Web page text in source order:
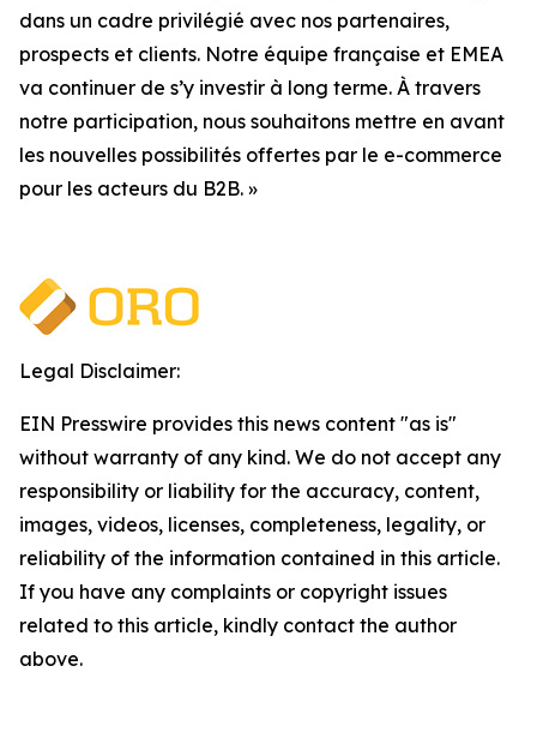
dans un cadre privilégié avec nos partenaires,
prospects et clients. Notre équipe française et EMEA
va continuer de s’y investir à long terme. À travers
notre participation, nous souhaitons mettre en avant
les nouvelles possibilités offertes par le e-commerce
pour les acteurs du B2B. »
Legal Disclaimer:
EIN Presswire provides this news content "as is"
without warranty of any kind. We do not accept any
responsibility or liability for the accuracy, content,
images, videos, licenses, completeness, legality, or
reliability of the information contained in this article.
If you have any complaints or copyright issues
related to this article, kindly contact the author
above.